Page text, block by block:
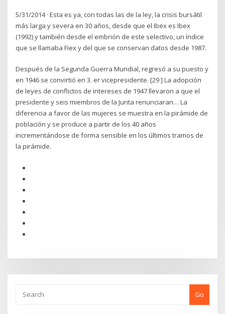
5/31/2014 · Esta es ya, con todas las de la ley, la crisis bursátil
más larga y severa en 30 años, desde que el Ibex es Ibex
(1992) y también desde el embrión de este selectivo, un índice
que se llamaba Fiex y del que se conservan datos desde 1987.
Después de la Segunda Guerra Mundial, regresó a su puesto y
en 1946 se convirtió en 3. er vicepresidente. [29 ] La adopción
de leyes de conflictos de intereses de 1947 llevaron a que el
presidente y seis miembros de la Junta renunciaran… La
diferencia a favor de las mujeres se muestra en la pirámide de
población y se produce a partir de los 40 años
incrementándose de forma sensible en los últimos tramos de
la pirámide.
Go